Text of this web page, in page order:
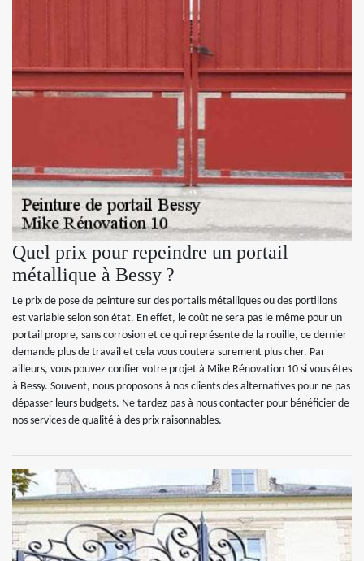
Quel prix pour repeindre un portail
métallique à Bessy ?
Le prix de pose de peinture sur des portails métalliques ou des portillons
est variable selon son état. En effet, le coût ne sera pas le même pour un
portail propre, sans corrosion et ce qui représente de la rouille, ce dernier
demande plus de travail et cela vous coutera surement plus cher. Par
ailleurs, vous pouvez confier votre projet à Mike Rénovation 10 si vous êtes
à Bessy. Souvent, nous proposons à nos clients des alternatives pour ne pas
dépasser leurs budgets. Ne tardez pas à nous contacter pour bénéficier de
nos services de qualité à des prix raisonnables.